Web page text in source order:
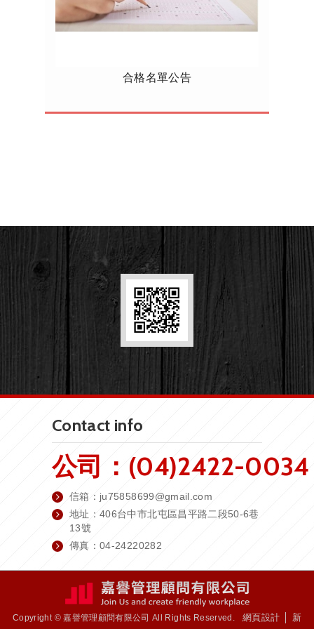
合格名單公告
Contact info
公司：(04)2422-0034
信箱： ju75858699@gmail.com
地址：406台中市北屯區昌平路二段50-6巷
13號
傳真：04-24220282
Copyright © 嘉譽管理顧問有限公司 All Rights Reserved.
網頁設計 │ 新